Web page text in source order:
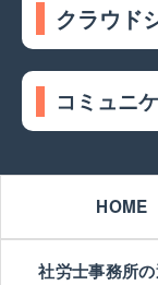
クラウド
コミュニ
HOME
社労士事務所